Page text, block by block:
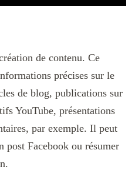
de contenu. Ce
précises sur le
de blog, publications sur
YouTube, présentations
par exemple. Il peut
post Facebook ou résumer